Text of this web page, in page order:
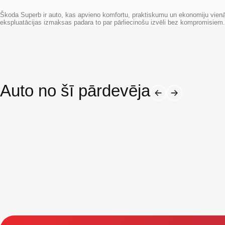
Škoda Superb ir auto, kas apvieno komfortu, praktiskumu un ekonomiju
ekspluatācijas izmaksas padara to par pārliecinošu izvēli bez kompromisiem.
Auto no šī pārdevēja